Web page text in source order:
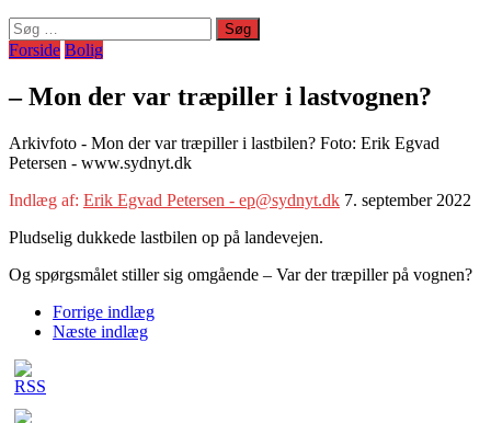
Søg
efter:
Forside Bolig
– Mon der var træpiller i lastvognen?
Arkivfoto - Mon der var træpiller i lastbilen? Foto: Erik Egvad
Petersen - www.sydnyt.dk
Indlæg af: Erik Egvad Petersen - ep@sydnyt.dk 7. september 2022
Pludselig dukkede lastbilen op på landevejen.
Og spørgsmålet stiller sig omgående – Var der træpiller på vognen?
Forrige indlæg
Næste indlæg